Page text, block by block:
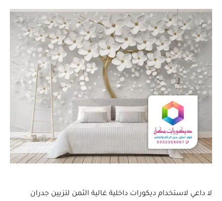
لا داعي لاستخدام ديكورات داخلية غالية الثمن لتزيين جدران